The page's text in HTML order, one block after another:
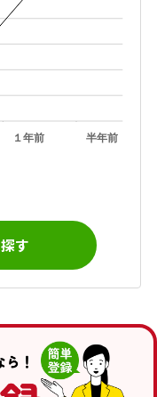
１年前 半年前
す